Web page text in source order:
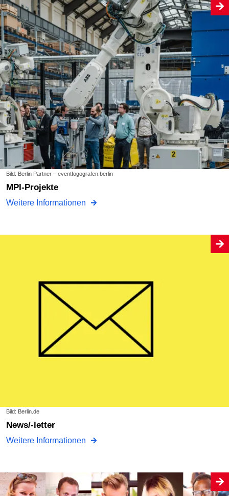
Bild: Berlin Partner – eventfogografen.berlin
MPI-Projekte
Weitere Informationen
Bild: Berlin.de
News/-letter
Weitere Informationen